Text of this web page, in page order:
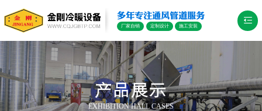
多年专注通风管道服务
厂家自销 定制设计 施工安装
产品展示
EXHIBITION HALL CASES